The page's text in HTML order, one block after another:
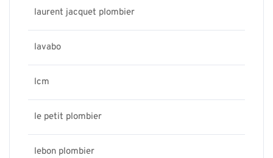
laurent jacquet plombier
lavabo
lcm
le petit plombier
lebon plombier